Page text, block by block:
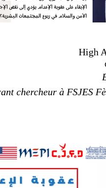
chercheur à FSJES